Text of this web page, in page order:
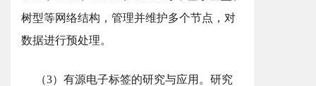
树型等网络结构，管理并维护多个节点，对
数据进行预处理。
（3）有源电子标签的研究与应用。研究